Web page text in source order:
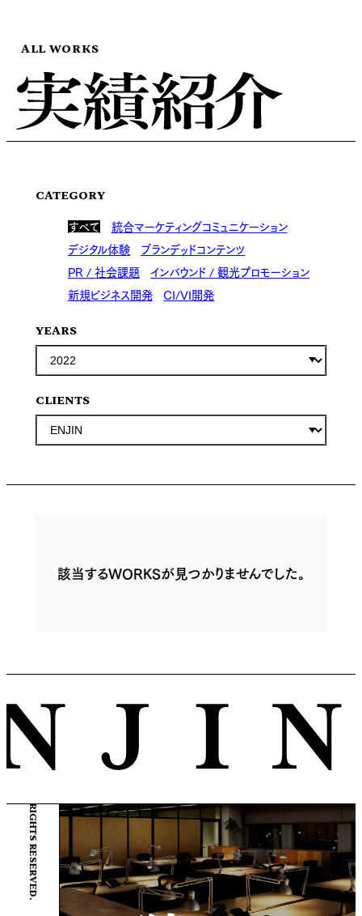
ALL WORKS
CATEGORY
すべて
統合マーケティングコミュニケーション
デジタル体験
ブランデッドコンテンツ
PR / 社会課題 インバウンド / 観光プロモーション
新規ビジネス開発 CI/VI開発
YEARS
CLIENTS
該当するWORKSが見つかりませんでした。
© ENJIN Inc. ALL RIGHTS RESERVED.